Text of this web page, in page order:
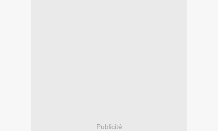
Publicité